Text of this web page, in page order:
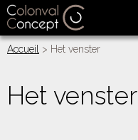
Accueil > Het venster
Het venster